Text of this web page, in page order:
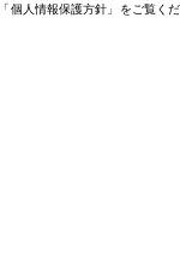
個人情報保護方針」をご覧くだ